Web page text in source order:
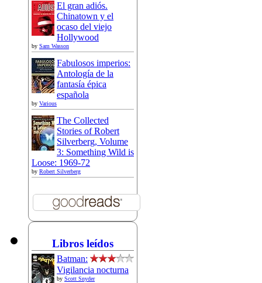
El gran adiós.
Chinatown y el
ocaso del viejo
Hollywood
by Sam Wasson
Fabulosos imperios:
Antología de la
fantasía épica
española
by Various
The Collected
Stories of Robert
Silverberg, Volume
3: Something Wild is
Loose: 1969-72
by Robert Silverberg
Libros leídos
Batman:
Vigilancia nocturna
by Scott Snyder